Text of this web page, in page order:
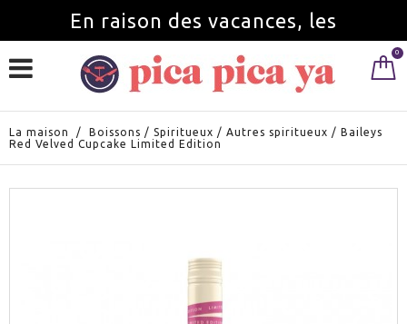
En raison des vacances, les
commandes seront servies à partir du 0
La maison / Boissons / Spiritueux / Autres spiritueux / Baileys
Red Velved Cupcake Limited Edition